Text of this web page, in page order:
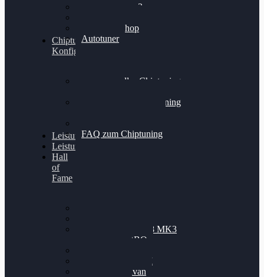
Alientech Kess3
Alientech Shop
Autotuner
Chiptuning
Konfigurator
Professionelles Chiptuning
Professionelles Chiptuning
FAQ zum Chiptuning
Leistungsmessung
Leistungsprüfstand
Hall
of
Fame
Nissan GT-R35 3.8 MK3
V6 TWINTURBO
VW Passat 2.0TDI
VW T6 Multivan